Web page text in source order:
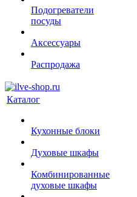
Подогреватели
посуды
Аксессуары
Распродажа
Каталог
Кухонные блоки
Духовые шкафы
Комбинированные
духовые шкафы